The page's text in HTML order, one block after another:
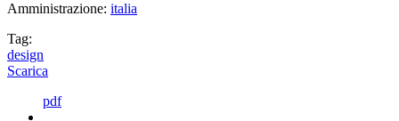
Amministrazione: italia
Tag:
design
Scarica
pdf